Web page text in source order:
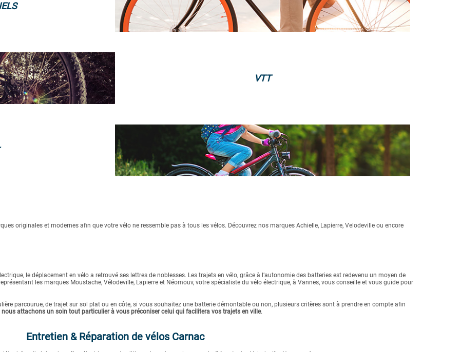
VTT
originales et modernes afin que votre vélo ne ressemble pas à tous les vélos. Découvrez nos marques Achielle, Lapierre, Velodeville ou encore
le déplacement en vélo a retrouvé ses lettres de noblesses. Les trajets en vélo, grâce à l’autonomie des batteries est redevenu un moyen de
les marques Moustache, Vélodeville, Lapierre et Néomouv, votre spécialiste du vélo électrique, à Vannes, vous conseille et vous guide pour
parcourue, de trajet sur sol plat ou en côte, si vous souhaitez une batterie démontable ou non, plusieurs critères sont à prendre en compte afin
nous attachons un soin tout particulier à vous préconiser celui qui facilitera vos trajets en ville.
Entretien & Réparation de vélos Carnac